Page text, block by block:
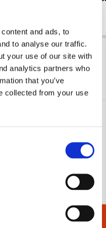
and ads, to
to analyse our traffic.
your use of our site with
analytics partners who
that you’ve
collected from your use